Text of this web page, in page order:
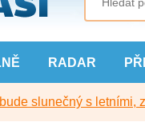
RADAR
slunečný s letními,